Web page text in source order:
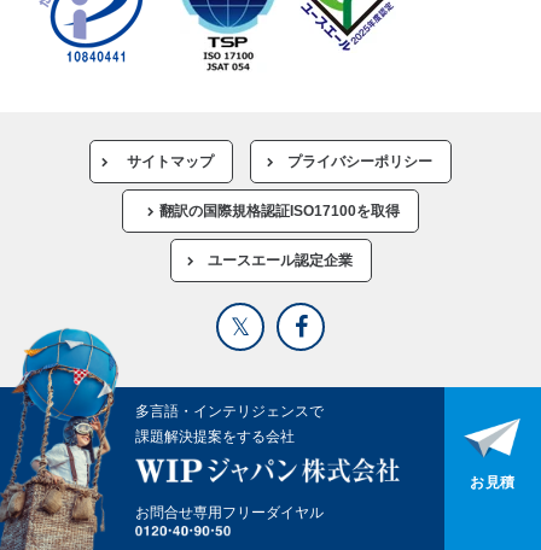
サイトマップ プライバシーポリシー
翻訳の国際規格認証ISO17100を取得
ユースエール認定企業
多言語・インテリジェンスで
課題解決提案をする会社
お問合せ専用フリーダイヤル
お見積